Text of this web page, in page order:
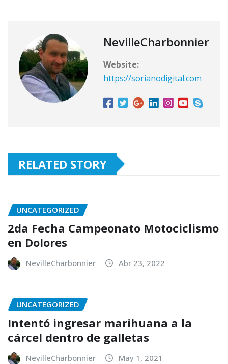
NevilleCharbonnier
Website:
https://sorianodigital.com
RELATED STORY
UNCATEGORIZED
2da Fecha Campeonato Motociclismo
en Dolores
NevilleCharbonnier Abr 23, 2022
UNCATEGORIZED
Intentó ingresar marihuana a la
cárcel dentro de galletas
NevilleCharbonnier May 1, 2021